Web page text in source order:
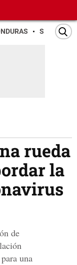
SAN PEDRO
rueda
la
de
una